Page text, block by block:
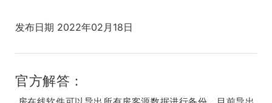
发布日期 2022年02月18日
官方解答：